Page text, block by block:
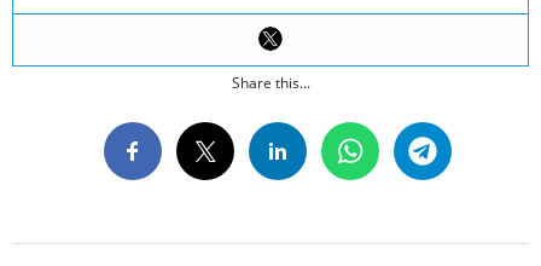
Share this...